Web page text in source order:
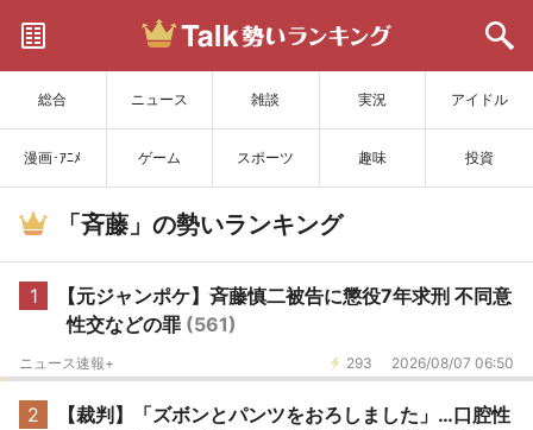
総合 ニュース 雑談 実況 アイドル
漫画･ｱﾆﾒ ゲーム スポーツ 趣味 投資
サイトを更新
「斉藤」の勢いランキング
1
【元ジャンポケ】斉藤慎二被告に懲役7年求刑 不同意
性交などの罪 (561)
293 2026/08/07 06:50
ニュース速報+
2
【裁判】「ズボンとパンツをおろしました」…口腔性